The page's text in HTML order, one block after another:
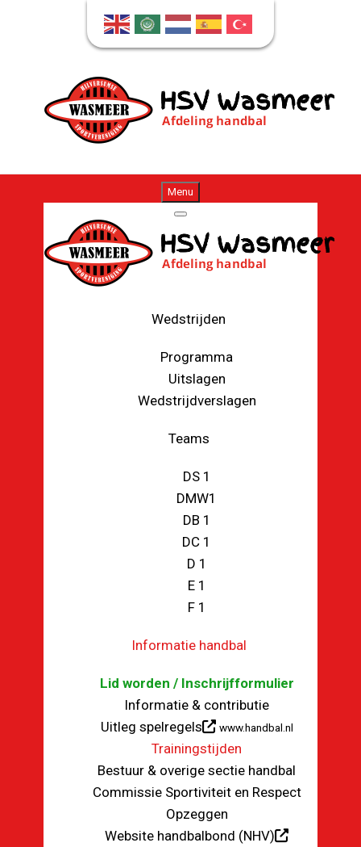
Menu
Wedstrijden
Programma
Uitslagen
Wedstrijdverslagen
Teams
DS 1
DMW1
DB 1
DC 1
D 1
E 1
F 1
Informatie handbal
Lid worden / Inschrijfformulier
Informatie & contributie
Uitleg spelregels
www.handbal.nl
Trainingstijden
Bestuur & overige sectie handbal
Commissie Sportiviteit en Respect
Opzeggen
Website handbalbond (NHV)